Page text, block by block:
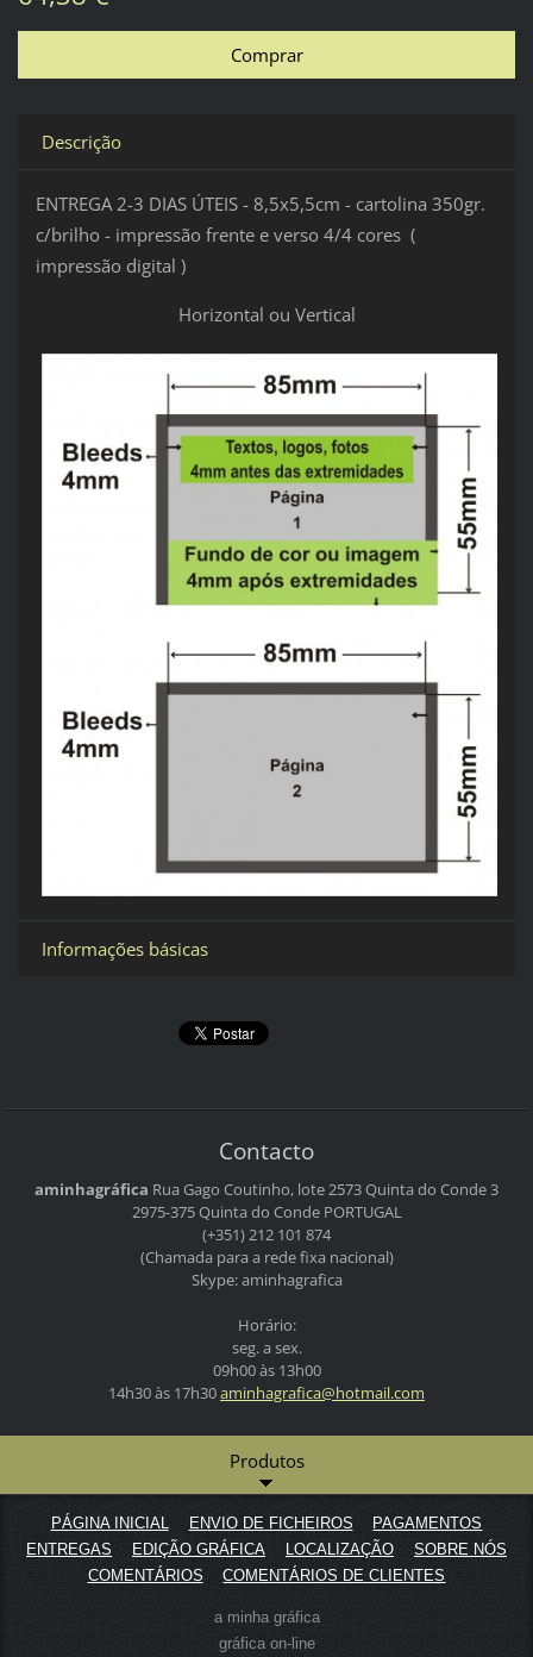
Descrição
ENTREGA 2-3 DIAS ÚTEIS - 8,5x5,5cm - cartolina 350gr.
c/brilho - impressão frente e verso 4/4 cores (
impressão digital )
Horizontal ou Vertical
Informações básicas
Contacto
aminhagráfica Rua Gago Coutinho, lote 2573Quinta do Conde 3
2975-375 Quinta do CondePORTUGAL
(+351) 212 101 874
(Chamada para a rede fixa nacional)
Skype: aminhagrafica
Horário:
seg. a sex.
09h00 às 13h00
14h30 às 17h30aminhagrafica@hotmail.com
Produtos
PÁGINA INICIAL ENVIO DE FICHEIROS
PAGAMENTOS
ENTREGAS
EDIÇÃO GRÁFICA LOCALIZAÇÃO
SOBRE NÓS
COMENTÁRIOS
COMENTÁRIOS DE CLIENTES
a minha gráfica
gráfica on-line